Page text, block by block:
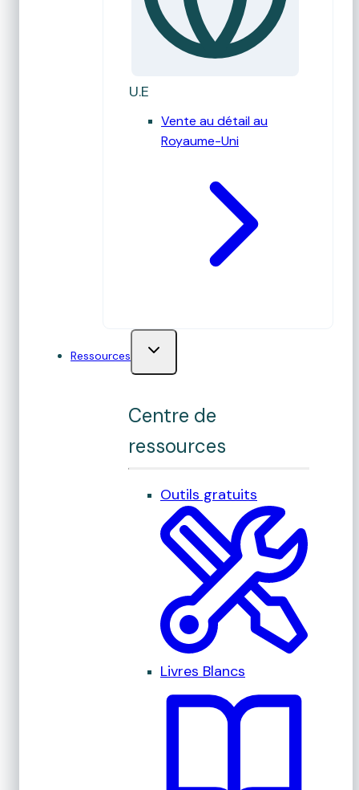
U.E
Vente au détail au
Royaume-Uni
Ressources
Centre de
ressources
Outils gratuits
Livres Blancs